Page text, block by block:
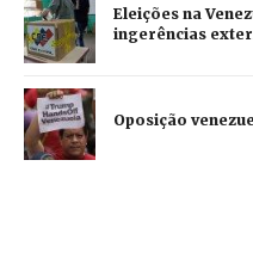
Eleições na
ingerências
Oposição